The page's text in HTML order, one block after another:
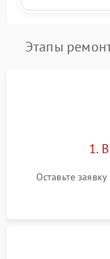
Этапы
1.
Оставьте